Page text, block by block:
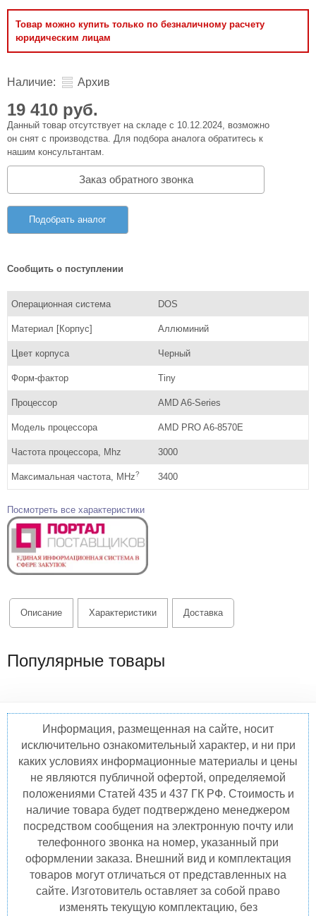
Товар можно купить только по безналичному расчету
юридическим лицам
Наличие: Архив
19 410 руб.
Данный товар отсутствует на складе с 10.12.2024, возможно
он снят с производства. Для подбора аналога обратитесь к
нашим консультантам.
Заказ обратного звонка
Подобрать аналог
Сообщить о поступлении
Операционная система DOS
Материал [Корпус] Аллюминий
Цвет корпуса Черный
Форм-фактор Tiny
Процессор AMD A6-Series
Модель процессора AMD PRO A6-8570E
Частота процессора, Mhz 3000
Максимальная частота, MHz? 3400
Посмотреть все характеристики
Описание Характеристики Доставка
Популярные товары
Информация, размещенная на сайте, носит
исключительно ознакомительный характер, и ни при
каких условиях информационные материалы и цены
не являются публичной офертой, определяемой
положениями Статей 435 и 437 ГК РФ. Стоимость и
наличие товара будет подтверждено менеджером
посредством сообщения на электронную почту или
телефонного звонка на номер, указанный при
оформлении заказа. Внешний вид и комплектация
товаров могут отличаться от представленных на
сайте. Изготовитель оставляет за собой право
изменять текущую комплектацию, без